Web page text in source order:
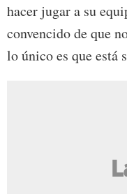
hacer jugar a su
convencido de que
lo único es que está